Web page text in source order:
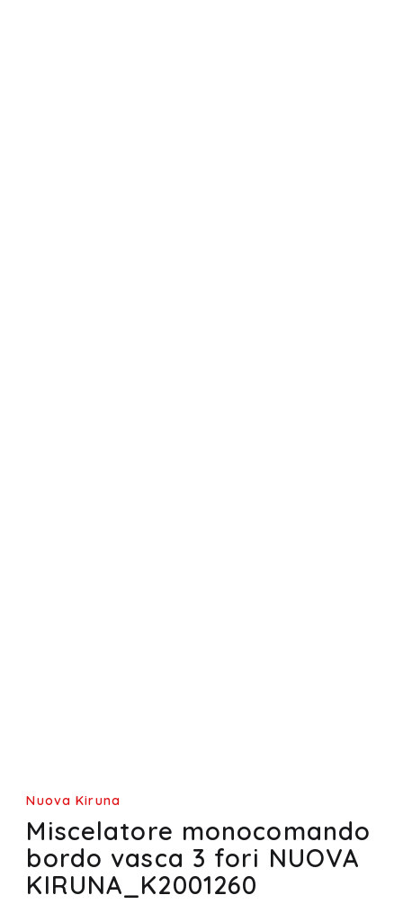
Nuova Kiruna
Miscelatore monocomando
bordo vasca 3 fori NUOVA
KIRUNA_K2001260